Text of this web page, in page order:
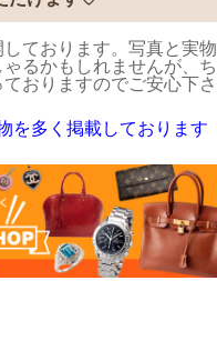
ております。写真と実物
るかもしれませんが、ち
おりますのでご安心下さ
を多く掲載しております